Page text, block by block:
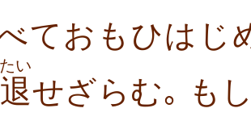
ておもひはじ
退
たい
せざらむ｡ も